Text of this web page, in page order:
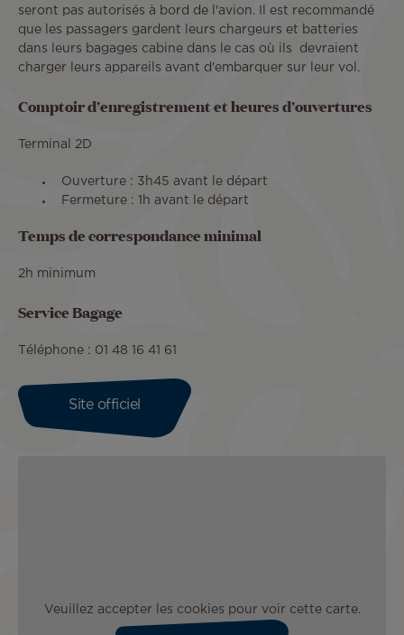
seront pas autorisés à bord de l'avion. Il est recommandé
que les passagers gardent leurs chargeurs et batteries
dans leurs bagages cabine dans le cas où ils devraient
charger leurs appareils avant d'embarquer sur leur vol.
Comptoir d'enregistrement et heures d'ouvertures
Terminal 2D
Ouverture : 3h45 avant le départ
Fermeture : 1h avant le départ
Temps de correspondance minimal
2h minimum
Service Bagage
Téléphone : 01 48 16 41 61
Site officiel
Veuillez accepter les cookies pour voir cette carte.